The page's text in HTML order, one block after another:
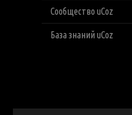
Сообщество uCoz
База знаний uCoz